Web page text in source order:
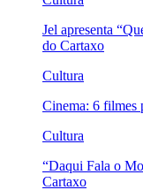
Jel apresenta
do Cartaxo
Cultura
Cinema: 6 filmes
Cultura
“Daqui Fala o
Cartaxo